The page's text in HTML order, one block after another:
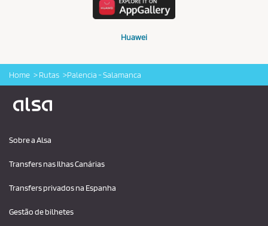
Huawei
Home Rutas Palencia - Salamanca
Sobre a Alsa
Transfers nas Ilhas Canárias
Transfers privados na Espanha
Gestão de bilhetes
Logo Alsa